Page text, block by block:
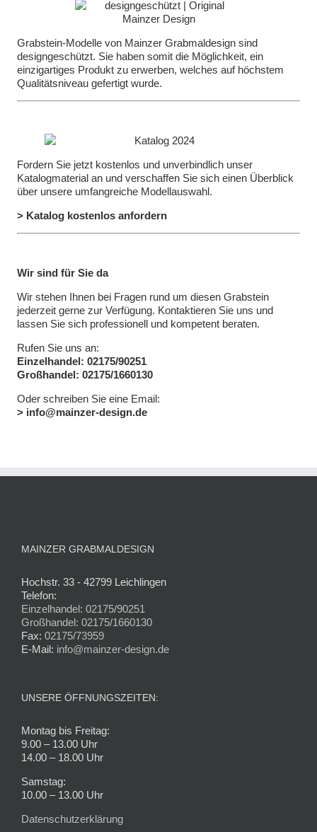
Grabstein-Modelle von Mainzer Grabmaldesign sind
designgeschützt. Sie haben somit die Möglichkeit, ein
einzigartiges Produkt zu erwerben, welches auf höchstem
Qualitätsniveau gefertigt wurde.
Fordern Sie jetzt kostenlos und unverbindlich unser
Katalogmaterial an und verschaffen Sie sich einen Überblick
über unsere umfangreiche Modellauswahl.
> Katalog kostenlos anfordern
Wir sind für Sie da
Wir stehen Ihnen bei Fragen rund um diesen Grabstein
jederzeit gerne zur Verfügung. Kontaktieren Sie uns und
lassen Sie sich professionell und kompetent beraten.
Rufen Sie uns an:
Einzelhandel: 02175/90251
Großhandel: 02175/1660130
Oder schreiben Sie eine Email:
> info@mainzer-design.de
MAINZER GRABMALDESIGN
Hochstr. 33 - 42799 Leichlingen
Telefon:
Einzelhandel: 02175/90251
Großhandel: 02175/1660130
Fax: 02175/73959
E-Mail: info@mainzer-design.de
UNSERE ÖFFNUNGSZEITEN:
Montag bis Freitag:
9.00 – 13.00 Uhr
14.00 – 18.00 Uhr
Samstag:
10.00 – 13.00 Uhr
Datenschutzerklärung